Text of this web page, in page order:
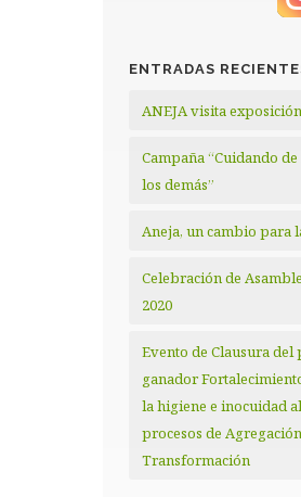
ENTRADAS
ANEJA visita
Campaña “Cuidando
los demás”
Aneja, un cambio para
Celebración de
2020
Evento de Clausura
ganador
la higiene e inocuidad
procesos de
Transformación